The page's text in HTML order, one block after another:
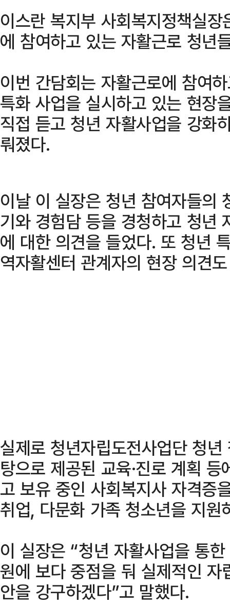
이스란 복지부 사회복지정책실
에 참여하고 있는 자활근로 청년
이번 간담회는 자활근로에 참여
특화 사업을 실시하고 있는 현장
직접 듣고 청년 자활사업을 강화
뤄졌다.
이날 이 실장은 청년 참여자들의
기와 경험담 등을 경청하고 청년
에 대한 의견을 들었다. 또 청년
역자활센터 관계자의 현장 의견
실제로 청년자립도전사업단 청
탕으로 제공된 교육·진로 계획
고 보유 중인 사회복지사 자격증
취업, 다문화 가족 청소년을 지원
이 실장은 “청년 자활사업을 통
원에 보다 중점을 둬 실제적인
안을 강구하겠다”고 말했다.